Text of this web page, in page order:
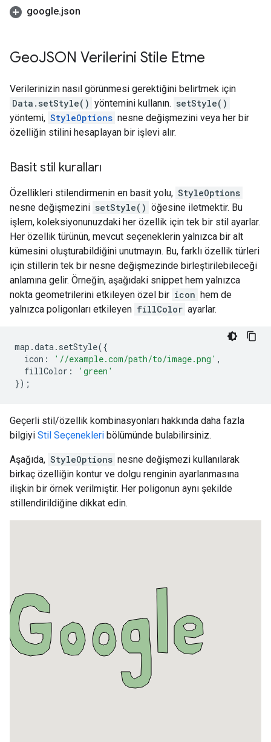
google.json
GeoJSON Verilerini Stile Etme
Verilerinizin nasıl görünmesi gerektiğini belirtmek için
Data.setStyle() yöntemini kullanın. setStyle()
yöntemi, StyleOptions nesne değişmezini veya her bir
özelliğin stilini hesaplayan bir işlevi alır.
Basit stil kuralları
Özellikleri stilendirmenin en basit yolu, StyleOptions
nesne değişmezini setStyle() öğesine iletmektir. Bu
işlem, koleksiyonunuzdaki her özellik için tek bir stil ayarlar.
Her özellik türünün, mevcut seçeneklerin yalnızca bir alt
kümesini oluşturabildiğini unutmayın. Bu, farklı özellik türleri
için stillerin tek bir nesne değişmezinde birleştirilebileceği
anlamına gelir. Örneğin, aşağıdaki snippet hem yalnızca
nokta geometrilerini etkileyen özel bir icon hem de
yalnızca poligonları etkileyen fillColor ayarlar.
map .data. setStyle({
icon : '//example.com/path/to/image.png' ,
fillColor :
'green'
});
Geçerli stil/özellik kombinasyonları hakkında daha fazla
bilgiyi Stil Seçenekleri bölümünde bulabilirsiniz.
Aşağıda, StyleOptions nesne değişmezi kullanılarak
birkaç özelliğin kontur ve dolgu renginin ayarlanmasına
ilişkin bir örnek verilmiştir. Her poligonun aynı şekilde
stillendirildiğine dikkat edin.